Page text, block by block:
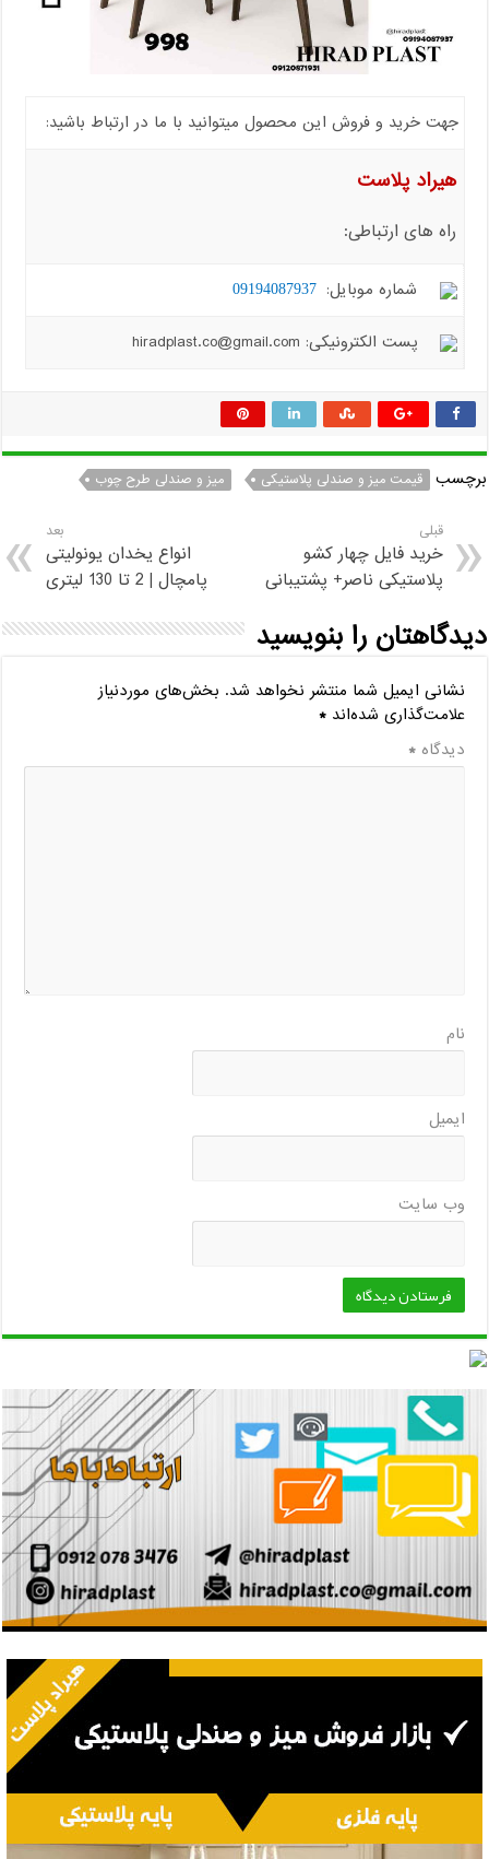
جهت خرید و فروش این محصول میتوانید با ما در ارتباط باشید:
هیراد پلاست
راه های ارتباطی:
شماره موبایل: 09194087937
پست الکترونیکی: hiradplast.co@gmail.com
برچسب قیمت میز و صندلی پلاستیکی میز و صندلی طرح چوب
قبلی
خرید فایل چهار کشو
پلاستیکی ناصر+ پشتیبانی
بعد
انواع یخدان یونولیتی
پامچال | 2 تا 130 لیتری
دیدگاهتان را بنویسید
نشانی ایمیل شما منتشر نخواهد شد. بخش‌های موردنیاز
علامت‌گذاری شده‌اند*
دیدگاه*
نام
ایمیل
وب‌ سایت